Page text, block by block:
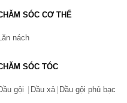
nếu có lỗi của nhà
quá trình vận chuyển.
trả hàng tại Chiaki
toán online nhiều
ưu đãi theo sự kiện
SÓC CƠ THỂ
nách
SÓC TÓC
gội Dầu xả Dầu gội phủ bạc